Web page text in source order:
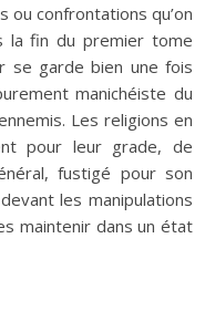
confrontations qu’on
la fin du premier tome
se garde bien une fois
manichéiste du
Les religions en
pour leur grade, de
fustigé pour son
les manipulations
maintenir dans un état